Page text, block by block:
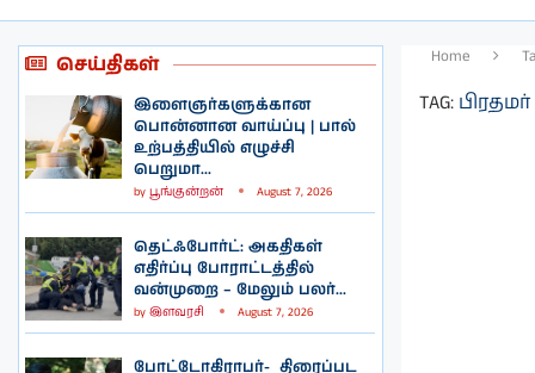
செய்திகள்
இளைஞர்களுக்கான
பொன்னான வாய்ப்பு | பால்
உற்பத்தியில் எழுச்சி
பெறுமா...
by பூங்குன்றன் August 7, 2026
தெட்ஃபோர்ட்: அகதிகள்
எதிர்ப்பு போராட்டத்தில்
வன்முறை – மேலும் பலர்...
by இளவரசி August 7, 2026
போட்டோகிராபர்- ‌ திரைப்பட
Home
TAG: